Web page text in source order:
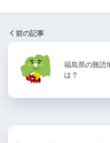
前の記事
福島県の難読
は？